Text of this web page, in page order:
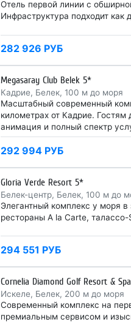
Отель первой линии с
Инфраструктура подходит как
282 926 РУБ
Megasaray Club Belek 5*
Кадрие, Белек, 100 м до моря
Масштабный современный
километрах от Кадрие.
анимация и полный спектр
292 994 РУБ
Gloria Verde Resort 5*
Белек-центр, Белек, 100 м до
Элегантный комплекс у моря
рестораны A la Carte, талассо-
294 551 РУБ
Cornelia Diamond Golf Resort &
Искеле, Белек, 200 м до моря
Современный комплекс на
премиальным сервисом и